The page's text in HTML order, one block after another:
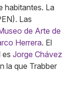
habitantes. La
Las
de Arte de
Herrera. El
es Jorge Chávez
la que Trabber